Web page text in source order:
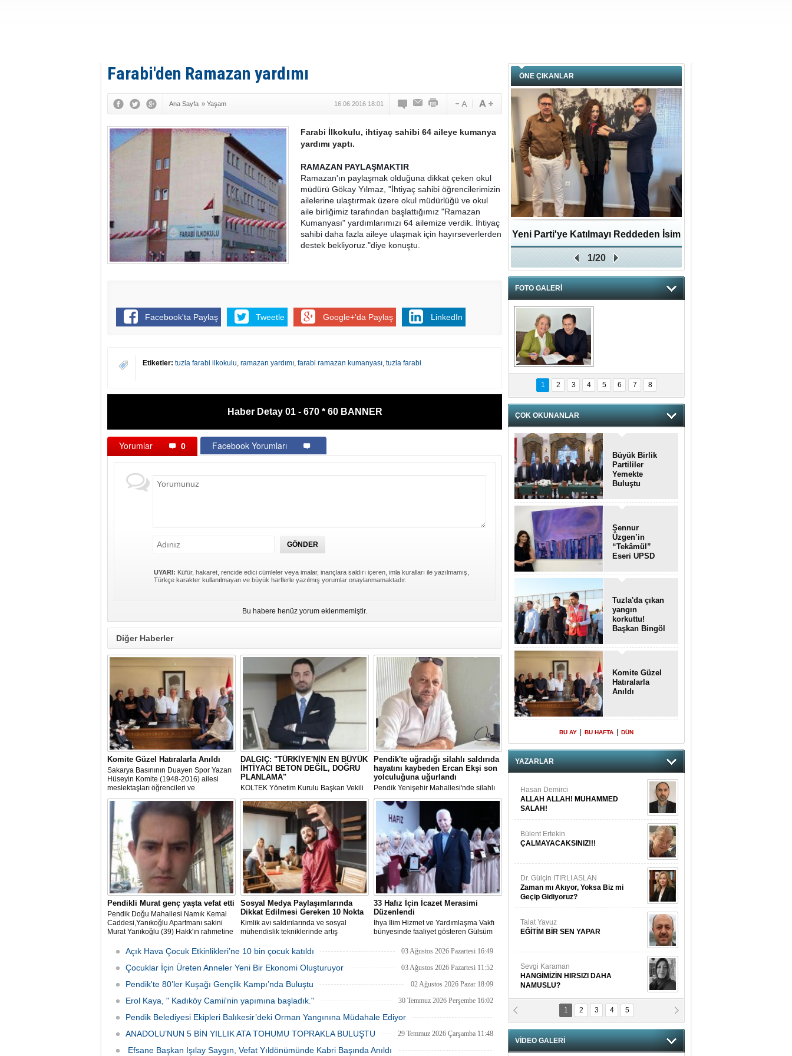
Farabi'den Ramazan yardımı
Ana Sayfa » Yaşam 16.06.2016 18:01
Farabi İlkokulu, ihtiyaç sahibi 64 aileye kumanya
yardımı yaptı.
RAMAZAN PAYLAŞMAKTIR
Ramazan'ın paylaşmak olduğuna dikkat çeken okul
müdürü Gökay Yılmaz, "İhtiyaç sahibi öğrencilerimizin
ailelerine ulaştırmak üzere okul müdürlüğü ve okul
aile birliğimiz tarafından başlattığımız "Ramazan
Kumanyası" yardımlarımızı 64 ailemize verdik. İhtiyaç
sahibi daha fazla aileye ulaşmak için hayırseverlerden
destek bekliyoruz."diye konuştu.
Facebook'ta Paylaş Tweetle Google+'da Paylaş LinkedIn
Etiketler: tuzla farabi ilkokulu ramazan yardımı farabi ramazan kumanyası tuzla farabi
Haber Detay 01 - 670 * 60 BANNER
Yorumlar 0 Facebook Yorumları
UYARI: Küfür, hakaret, rencide edici cümleler veya imalar, inançlara saldırı içeren, imla kuralları ile yazılmamış,
Türkçe karakter kullanılmayan ve büyük harflerle yazılmış yorumlar onaylanmamaktadır.
Bu habere henüz yorum eklenmemiştir.
Diğer Haberler
Komite Güzel Hatıralarla Anıldı
Sakarya Basınının Duayen Spor Yazarı
Hüseyin Komite (1948-2016) ailesi
meslektaşları öğrencileri ve
yılında hayırla yad edildi.
DALGIÇ: "TÜRKİYE'NİN EN BÜYÜK
İHTİYACI BETON DEĞİL, DOĞRU
PLANLAMA"
KOLTEK Yönetim Kurulu Başkan Vekili
kalkınma hedeflerine ulaşabilmesi için
mühendislik müşavirliğinin stratejik bir
alan olarak değerlendirilmesi
gerektiğini söyledi.
Pendik'te uğradığı silahlı saldırıda
hayatını kaybeden Ercan Ekşi son
yolculuğuna uğurlandı
Pendik Yenişehir Mahallesi'nde silahlı
Ekşi (46) son yolculuğuna uğurlandı.
Pendikli Murat genç yaşta vefat etti
Pendik Doğu Mahallesi Namık Kemal
Caddesi,Yanıkoğlu Apartmanı sakini
Murat Yanıkoğlu (39) Hakk'ın rahmetine
Sosyal Medya Paylaşımlarında
Dikkat Edilmesi Gereken 10 Nokta
Kimlik avı saldırılarında ve sosyal
mühendislik tekniklerinde artış
yapılan aşırı paylaşımlar bu saldırılar
için adeta açık kapı hâline geliyor.
33 Hafız İçin İcazet Merasimi
Düzenlendi
İhya İlim Hizmet ve Yardımlaşma Vakfı
bünyesinde faaliyet gösteren Gülsüm
hafızlık eğitimlerini başarıyla
tamamlayan 33 öğrenci için Hafızlık
İcazet Merasimi düzenlendi.
Açık Hava Çocuk Etkinlikleri’ne 10 bin çocuk katıldı 03 Ağustos 2026 Pazartesi 16:49
Çocuklar İçin Üreten Anneler Yeni Bir Ekonomi Oluşturuyor 03 Ağustos 2026 Pazartesi 11:52
Pendik'te 80’ler Kuşağı Gençlik Kampı’nda Buluştu 02 Ağustos 2026 Pazar 18:09
Erol Kaya, " Kadıköy Camii'nin yapımına başladık." 30 Temmuz 2026 Perşembe 16:02
Pendik Belediyesi Ekipleri Balıkesir’deki Orman Yangınına Müdahale Ediyor
30 Temmuz 2026 Perşembe 12:11
ANADOLU’NUN 5 BİN YILLIK ATA TOHUMU TOPRAKLA BULUŞTU 29 Temmuz 2026 Çarşamba 11:48
Efsane Başkan Işılay Saygın, Vefat Yıldönümünde Kabri Başında Anıldı
ÖNE ÇIKANLAR
Yeni Parti'ye Katılmayı Reddeden İsim
Zafer Partisi'ne katıldı
1/20
FOTO GALERİ
hnzzzna
1 2 3 4 5 6 7 8
ÇOK OKUNANLAR
Büyük Birlik
Partililer
Yemekte
Buluştu
Şennur
Üzgen’in
“Tekâmül”
Eseri UPSD
Sergisi’nde
Tuzla'da çıkan
yangın
korkuttu!
Başkan Bingöl
Komite Güzel
Hatıralarla
Anıldı
BU AY BU HAFTA DÜN
YAZARLAR
Hasan Demirci
ALLAH ALLAH! MUHAMMED
SALAH!
Bülent Ertekin
ÇALMAYACAKSINIZ!!!
Dr. Gülçin ITIRLI ASLAN
Zaman mı Akıyor, Yoksa Biz mi
Geçip Gidiyoruz?
Talat Yavuz
EĞİTİM BİR SEN YAPAR
Sevgi Karaman
HANGİMİZİN HIRSIZI DAHA
NAMUSLU?
Prof. Dr. Cahit Kurbanoğlu
1 2 3 4 5
VİDEO GALERİ